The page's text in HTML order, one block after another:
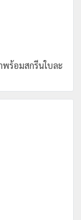
พร้อมสกรีนใบละ